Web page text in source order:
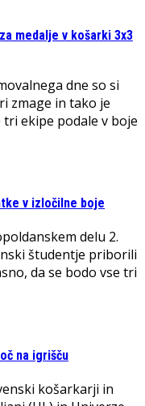
medalje v košarki 3x3
dne so si
zmage in tako je
ekipe podale v boje
v izločilne boje
delu 2.
študentje priborili
da se bodo vse tri
na igrišču
košarkarji in